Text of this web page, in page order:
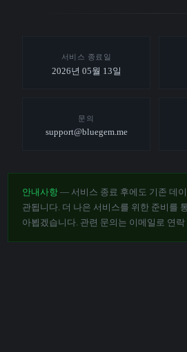
서비스 종료일
2026년 05월 13일
문의
support@bluegem.me
안내사항 — 서비스 종료 후에도 기존 데
관됩니다. 더 나은 서비스를 위한 준비를
아뵙겠습니다. 관련 문의는 이메일로 연락